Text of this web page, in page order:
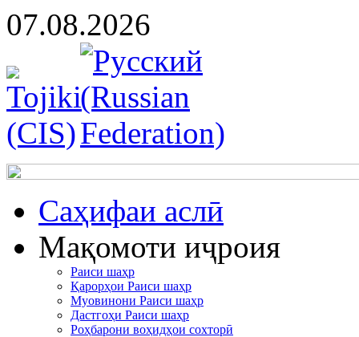
07.08.2026
Cаҳифаи аслӣ
Мақомоти иҷроия
Раиси шаҳр
Қарорҳои Раиси шаҳр
Муовинони Раиси шаҳр
Дастгоҳи Раиси шаҳр
Роҳбарони воҳидҳои сохторӣ